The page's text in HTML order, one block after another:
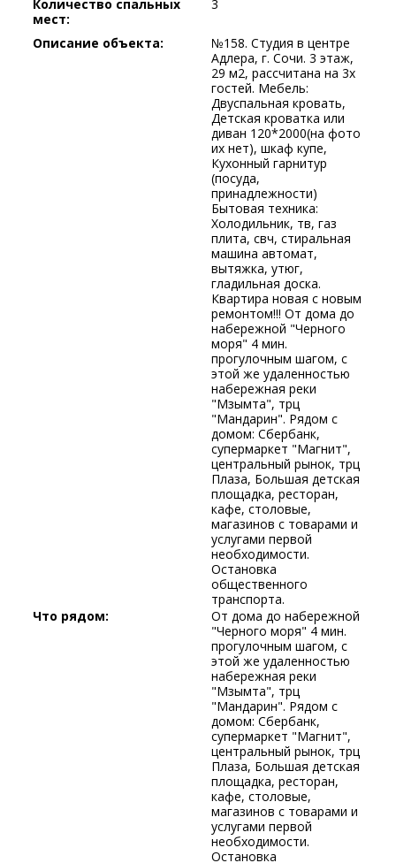
Количество спальных
мест:
3
Описание объекта:
№158. Студия в центре
Адлера, г. Сочи. 3 этаж,
29 м2, рассчитана на 3х
гостей. Мебель:
Двуспальная кровать,
Детская кроватка или
диван 120*2000(на фото
их нет), шкаф купе,
Кухонный гарнитур
(посуда,
принадлежности)
Бытовая техника:
Холодильник, тв, газ
плита, свч, стиральная
машина автомат,
вытяжка, утюг,
гладильная доска.
Квартира новая с новым
ремонтом!!! От дома до
набережной "Черного
моря" 4 мин.
прогулочным шагом, с
этой же удаленностью
набережная реки
"Мзымта", трц
"Мандарин". Рядом с
домом: Сбербанк,
супермаркет "Магнит",
центральный рынок, трц
Плаза, Большая детская
площадка, ресторан,
кафе, столовые,
магазинов с товарами и
услугами первой
необходимости.
Остановка
общественного
транспорта.
Что рядом:
От дома до набережной
"Черного моря" 4 мин.
прогулочным шагом, с
этой же удаленностью
набережная реки
"Мзымта", трц
"Мандарин". Рядом с
домом: Сбербанк,
супермаркет "Магнит",
центральный рынок, трц
Плаза, Большая детская
площадка, ресторан,
кафе, столовые,
магазинов с товарами и
услугами первой
необходимости.
Остановка